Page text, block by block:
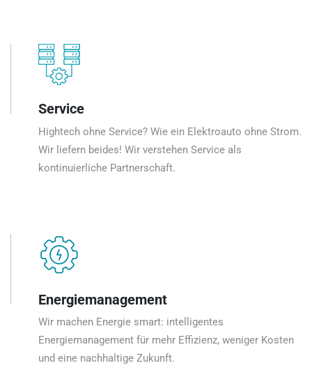
Service
Hightech ohne Service? Wie ein Elektroauto ohne Strom.
Wir liefern beides! Wir verstehen Service als
kontinuierliche Partnerschaft.
Energiemanagement
Wir machen Energie smart: intelligentes
Energiemanagement für mehr Effizienz, weniger Kosten
und eine nachhaltige Zukunft.